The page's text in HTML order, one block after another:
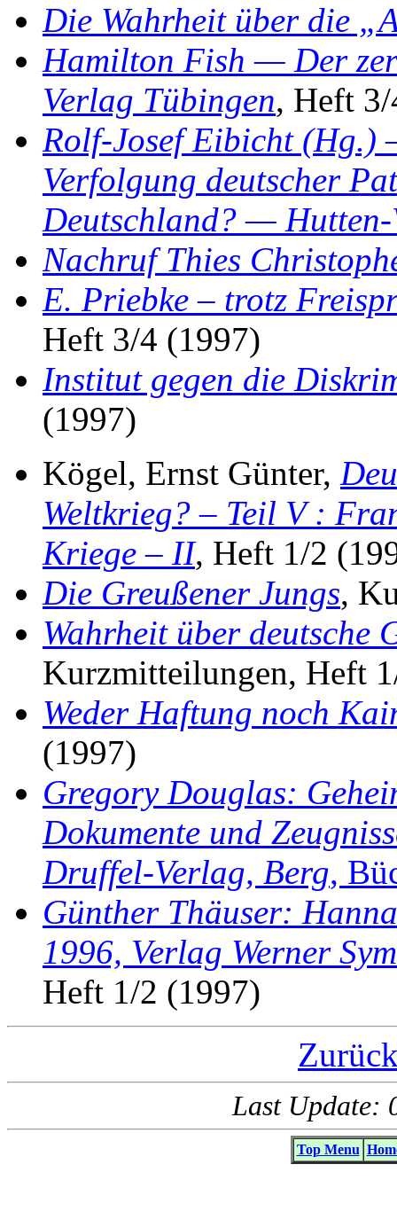
Die Wahrheit über die
Hamilton Fish — Der
Verlag Tübingen, Heft
Rolf-Josef Eibicht (Hg.)
Verfolgung deutscher
Deutschland? —
Nachruf Thies
E. Priebke – trotz
Heft 3/4 (1997)
Institut gegen die
(1997)
Kögel, Ernst Günter,
Weltkrieg? – Teil V :
Kriege – II, Heft 1/2
Die Greußener Jungs,
Wahrheit über deutsche
Kurzmitteilungen, Heft
Weder Haftung noch
(1997)
Gregory Douglas:
Dokumente und
Druffel-Verlag, Berg,
Günther Thäuser:
1996, Verlag Werner
Heft 1/2 (1997)
Last Update:
Top Menu